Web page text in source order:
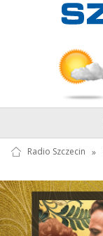
Radio Szczecin »